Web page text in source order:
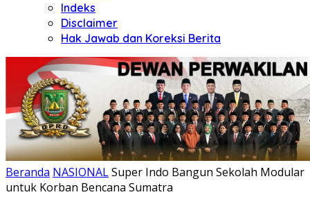
Indeks
Disclaimer
Hak Jawab dan Koreksi Berita
Beranda NASIONALSuper Indo Bangun Sekolah Modular
untuk Korban Bencana Sumatra